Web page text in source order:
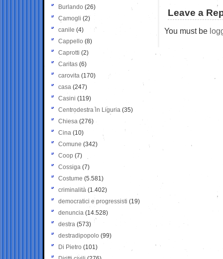
Leave a
You must be
Burlando (26)
Camogli (2)
canile (4)
Cappello (8)
Caprotti (2)
Caritas (6)
carovita (170)
casa (247)
Casini (119)
Centrodestra in Liguria (35)
Chiesa (276)
Cina (10)
Comune (342)
Coop (7)
Cossiga (7)
Costume (5.581)
criminalità (1.402)
democratici e progressisti (19)
denuncia (14.528)
destra (573)
destradipopolo (99)
Di Pietro (101)